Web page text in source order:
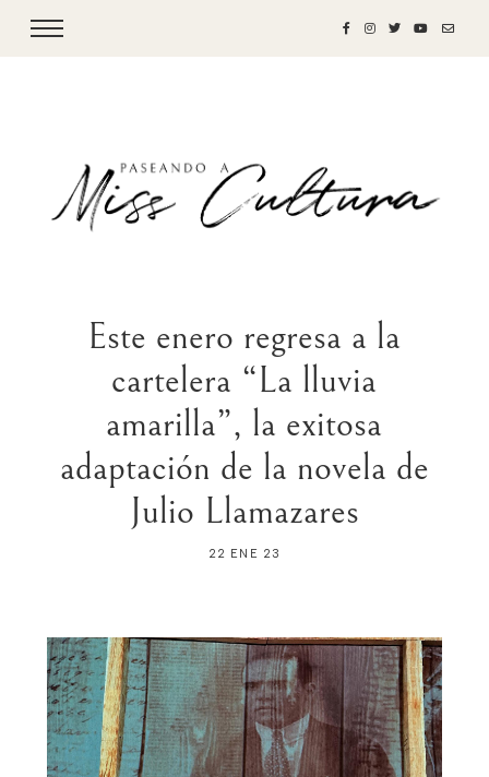
Este enero regresa a la
cartelera “La lluvia
amarilla”, la exitosa
adaptación de la novela de
Julio Llamazares
22 ENE 23